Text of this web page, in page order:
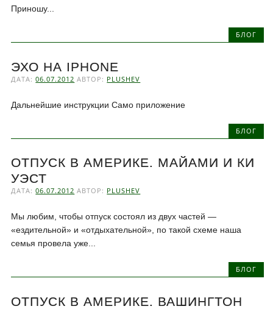
Приношу...
БЛОГ
ЭХО НА IPHONE
ДАТА:06.07.2012 АВТОР: PLUSHEV
Дальнейшие инструкции Само приложение
БЛОГ
ОТПУСК В АМЕРИКЕ. МАЙАМИ И КИ
УЭСТ
ДАТА:06.07.2012 АВТОР: PLUSHEV
Мы любим, чтобы отпуск состоял из двух частей —
«ездительной» и «отдыхательной», по такой схеме наша
семья провела уже...
БЛОГ
ОТПУСК В АМЕРИКЕ. ВАШИНГТОН